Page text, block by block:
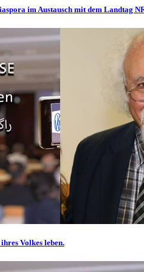
im Austausch mit dem Landtag
Volkes leben.